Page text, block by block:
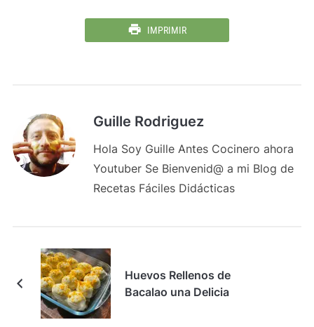
IMPRIMIR
Guille Rodriguez
Hola Soy Guille Antes Cocinero ahora
Youtuber Se Bienvenid@ a mi Blog de
Recetas Fáciles Didácticas
Huevos Rellenos de
Bacalao una Delicia